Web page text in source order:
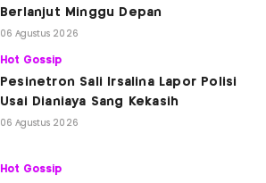
Berlanjut Minggu Depan
06 Agustus 2026
Hot Gossip
Pesinetron Sali Irsalina Lapor Polisi
Usai Dianiaya Sang Kekasih
06 Agustus 2026
Hot Gossip